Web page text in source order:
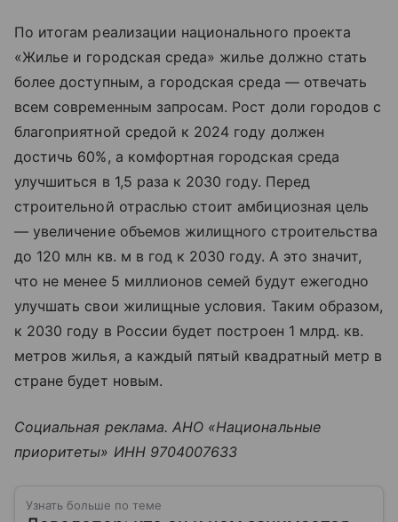
По итогам реализации национального проекта
«Жилье и городская среда» жилье должно стать
более доступным, а городская среда — отвечать
всем современным запросам. Рост доли городов с
благоприятной средой к 2024 году должен
достичь 60%, а комфортная городская среда
улучшиться в 1,5 раза к 2030 году. Перед
строительной отраслью стоит амбициозная цель
— увеличение объемов жилищного строительства
до 120 млн кв. м в год к 2030 году. А это значит,
что не менее 5 миллионов семей будут ежегодно
улучшать свои жилищные условия. Таким образом,
к 2030 году в России будет построен 1 млрд. кв.
метров жилья, а каждый пятый квадратный метр в
стране будет новым.
Социальная реклама. АНО «Национальные
приоритеты» ИНН 9704007633
Узнать больше по теме